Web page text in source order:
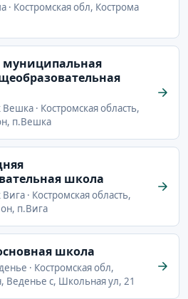
· Костромская обл, Кострома
· Костромская область,
п.Вешка
школа
· Костромская область,
п.Вига
школа
· Костромская обл,
Веденье с, Школьная ул, 21